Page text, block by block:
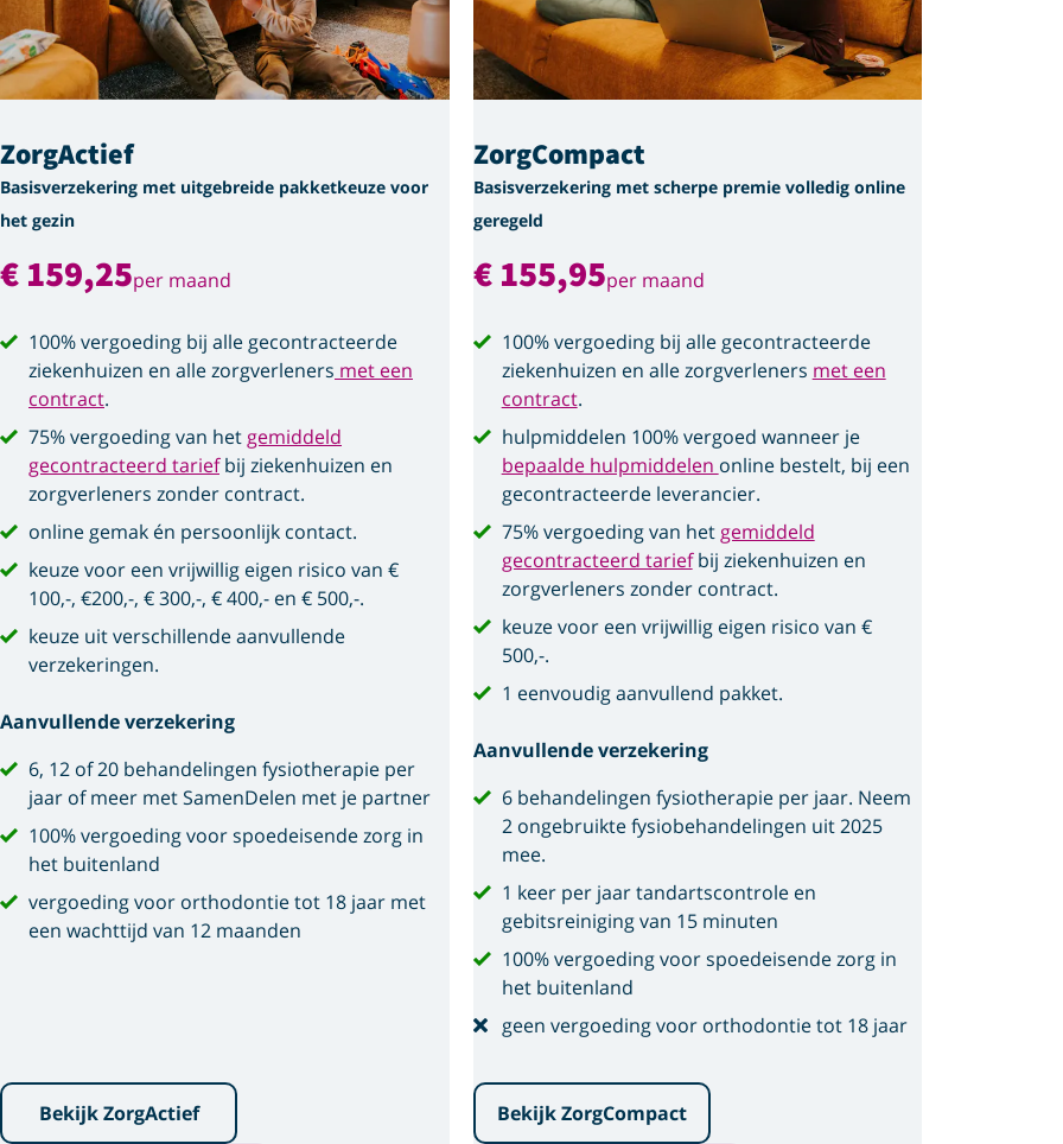
ZorgActief
Basisverzekering met uitgebreide pakketkeuze voor
het gezin
€ 159,25per maand
100% vergoeding bij alle gecontracteerde
ziekenhuizen en alle zorgverleners met een
contract.
75% vergoeding van het gemiddeld
gecontracteerd tariefbij ziekenhuizen en
zorgverleners zonder contract.
online gemak én persoonlijk contact.
keuze voor een vrijwillig eigen risico van €
100,-, €200,-, € 300,-, € 400,- en € 500,-.
keuze uit verschillende aanvullende
verzekeringen.
Aanvullende verzekering
6, 12 of 20 behandelingen fysiotherapie per
jaar of meer met SamenDelen met je partner
100% vergoeding voor spoedeisende zorg in
het buitenland
vergoeding voor orthodontie tot 18 jaar met
een wachttijd van 12 maanden
Bekijk ZorgActief
ZorgCompact
Basisverzekering met scherpe premie volledig online
geregeld
€ 155,95per maand
100% vergoeding bij alle gecontracteerde
ziekenhuizen en alle zorgverleners met een
contract.
hulpmiddelen 100% vergoed wanneer je
bepaalde hulpmiddelen online bestelt, bij een
gecontracteerde leverancier.
75% vergoeding van het gemiddeld
gecontracteerd tariefbij ziekenhuizen en
zorgverleners zonder contract.
keuze voor een vrijwillig eigen risico van €
500,-.
1 eenvoudig aanvullend pakket.
Aanvullende verzekering
6 behandelingen fysiotherapie per jaar. Neem
2 ongebruikte fysiobehandelingen uit 2025
mee.
1 keer per jaar tandartscontrole en
gebitsreiniging van 15 minuten
100% vergoeding voor spoedeisende zorg in
het buitenland
geen vergoeding voor orthodontie tot 18 jaar
Bekijk ZorgCompact